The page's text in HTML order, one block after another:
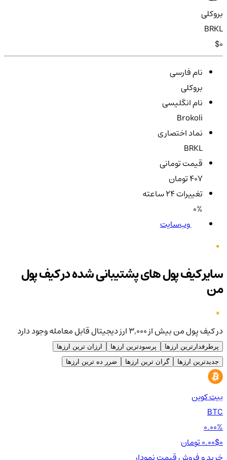
بروکلی
BRKL
$0
نام فارسی
بروکلی
نام انگلیسی
Brokoli
نماد اختصاری
BRKL
قیمت تومانی
407 تومان
تغییرات ۲۴ ساعته
0%
وب‌سایت
سایر کیف پول های پشتیبانی شده در کیف پول
من
در کیف پول من بیش از ۳,۰۰۰ ارز دیجیتال قابل معامله وجود دارد
پرطرفدارترین ارزها پرسودترین ارزها
ارزان ترین ارزها
جدیدترین ارزها
گران ترین ارزها ضرر ده ترین ارزها
بیت کوین
BTC
0.00%
0.00$